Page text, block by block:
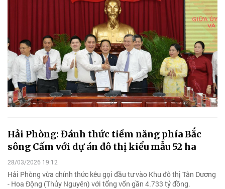
Hải Phòng: Đánh thức tiềm năng phía Bắc
sông Cấm với dự án đô thị kiểu mẫu 52 ha
28/03/2026 19:12
Hải Phòng vừa chính thức kêu gọi đầu tư vào Khu đô thị Tân Dương
- Hoa Động (Thủy Nguyên) với tổng vốn gần 4.733 tỷ đồng.